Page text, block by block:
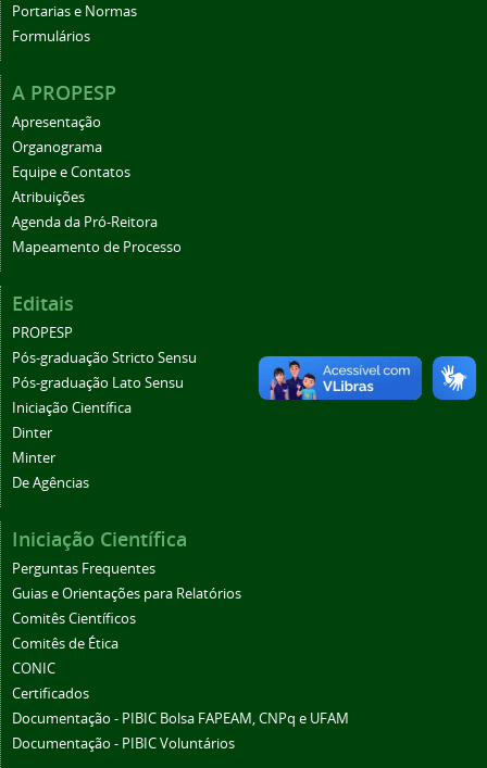
Portarias e Normas
Formulários
A PROPESP
Apresentação
Organograma
Equipe e Contatos
Atribuições
Agenda da Pró-Reitora
Mapeamento de Processo
Editais
PROPESP
Pós-graduação Stricto Sensu
Pós-graduação Lato Sensu
Iniciação Científica
Dinter
Minter
De Agências
Iniciação Científica
Perguntas Frequentes
Guias e Orientações para Relatórios
Comitês Científicos
Comitês de Ética
CONIC
Certificados
Documentação - PIBIC Bolsa FAPEAM, CNPq e UFAM
Documentação - PIBIC Voluntários